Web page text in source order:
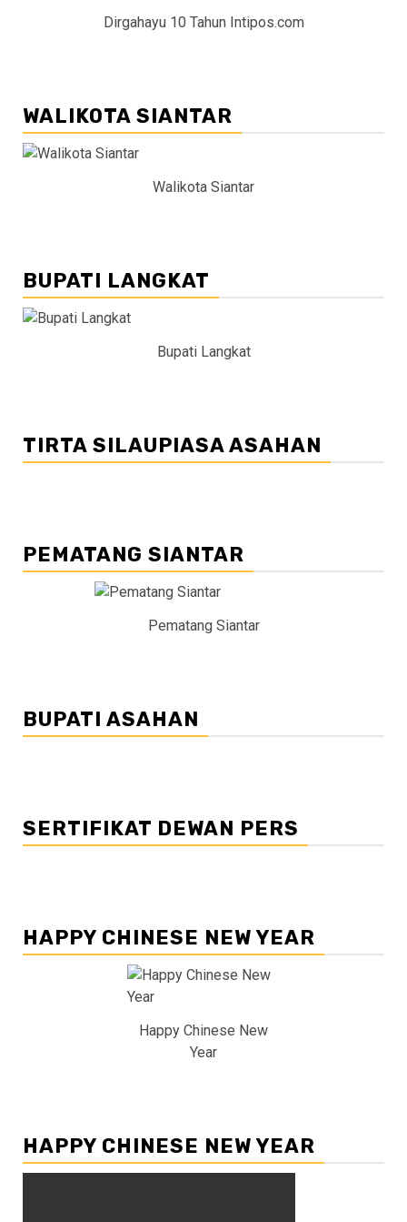
Dirgahayu 10 Tahun Intipos.com
WALIKOTA SIANTAR
Walikota Siantar
BUPATI LANGKAT
Bupati Langkat
TIRTA SILAUPIASA ASAHAN
PEMATANG SIANTAR
Pematang Siantar
BUPATI ASAHAN
SERTIFIKAT DEWAN PERS
HAPPY CHINESE NEW YEAR
Happy Chinese New
Year
HAPPY CHINESE NEW YEAR